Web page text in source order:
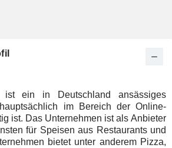
ein in Deutschland ansässiges
im Bereich der Online-
ist. Das Unternehmen ist als Anbieter
für Speisen aus Restaurants und
bietet unter anderem Pizza,